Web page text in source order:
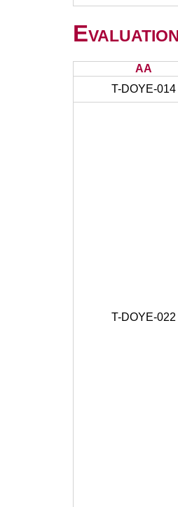
AA
T-DOYE-014
T-DOYE-022